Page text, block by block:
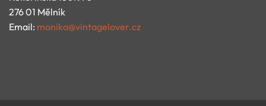
276 01 Mělník
Email: monika@vintagelover.cz